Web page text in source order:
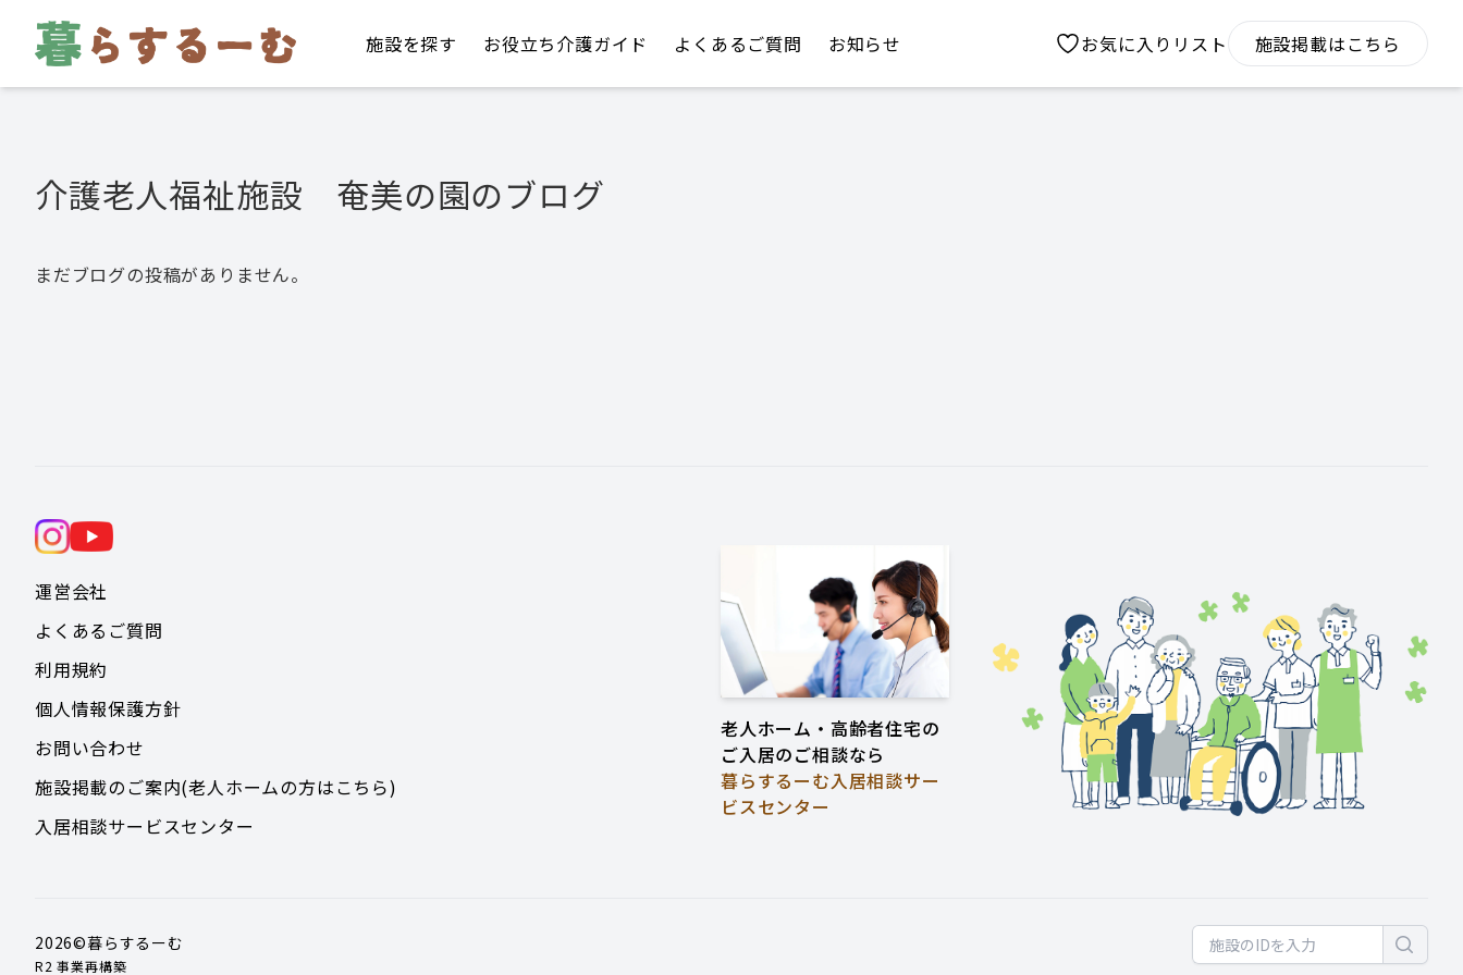
施設を探す お役立ち介護ガイド よくあるご質問 お知らせ お気に入りリスト 施設掲載はこちら
介護老人福祉施設 奄美の園のブログ
まだブログの投稿がありません。
運営会社
よくあるご質問
利用規約
個人情報保護方針
お問い合わせ
施設掲載のご案内(老人ホームの方はこちら)
入居相談サービスセンター
老人ホーム・高齢者住宅の
ご入居のご相談なら
暮らするーむ入居相談サー
ビスセンター
2026©暮らするーむ
R2 事業再構築